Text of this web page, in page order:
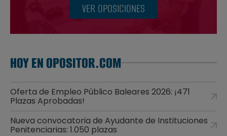
VER OPOSICIONES
HOY EN OPOSITOR.COM
Oferta de Empleo Público Baleares 2026: ¡471
Plazas Aprobadas!
Nueva convocatoria de Ayudante de Instituciones
Penitenciarias: 1.050 plazas